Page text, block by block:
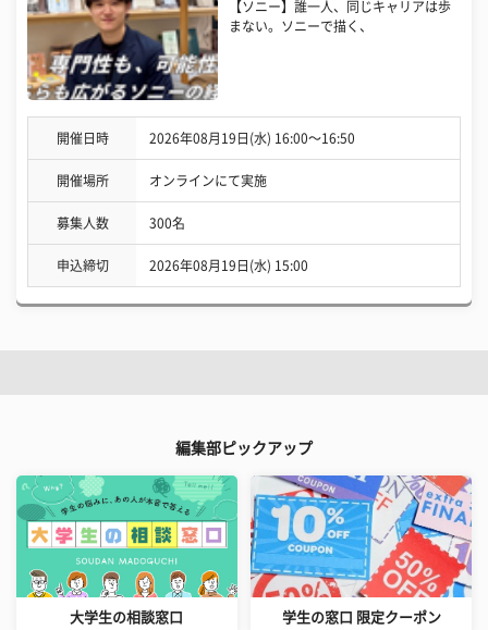
【ソニー】誰一人、同じキャリアは歩
まない。ソニーで描く、
開催日時 2026年08月19日(水) 16:00〜16:50
開催場所 オンラインにて実施
募集人数 300名
申込締切 2026年08月19日(水) 15:00
編集部ピックアップ
大学生の相談窓口 学生の窓口 限定クーポン